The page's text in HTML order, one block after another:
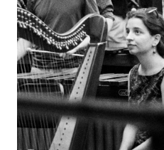
For ansatte og studenter